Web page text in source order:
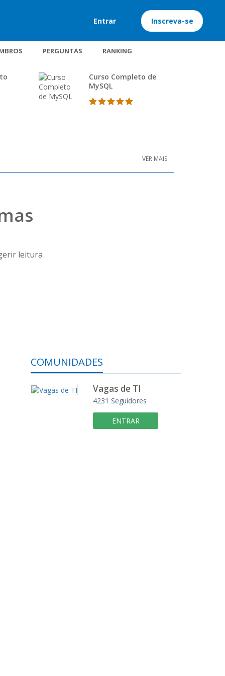
Entrar Inscreva-se
PERGUNTAS RANKING
Curso Completo de
MySQL
VER MAIS
leitura
COMUNIDADES
Vagas de TI
4231 Seguidores
ENTRAR